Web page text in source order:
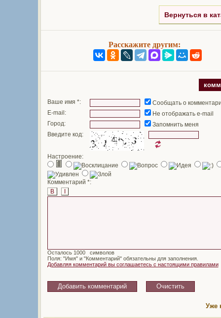
Вернуться в
Расскажите другим:
Ваше имя *:
Сообщать о
E-mail:
Не отображать e-mail
Город:
Запомнить меня
Введите код:
Настроение:
Комментарий *:
B
I
Осталось
символов
Поля: "Имя" и "Комментарий" обязательны для заполнения.
Добавляя комментарий вы соглашаетесь с настоящими правилами
Уже